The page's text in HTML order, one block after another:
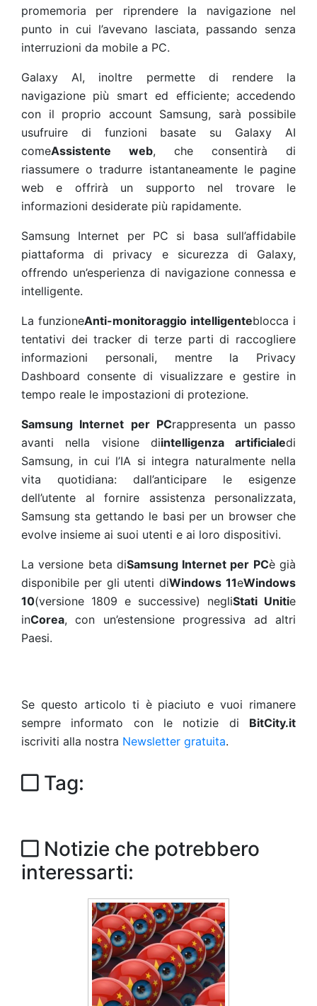
promemoria per riprendere la navigazione nel
punto in cui l’avevano lasciata, passando senza
interruzioni da mobile a PC.
Galaxy AI, inoltre permette di rendere la
navigazione più smart ed efficiente; accedendo
con il proprio account Samsung, sarà possibile
usufruire di funzioni basate su Galaxy AI
comeAssistente web, che consentirà di
riassumere o tradurre istantaneamente le pagine
web e offrirà un supporto nel trovare le
informazioni desiderate più rapidamente.
Samsung Internet per PC si basa sull’affidabile
piattaforma di privacy e sicurezza di Galaxy,
offrendo un’esperienza di navigazione connessa e
intelligente.
La funzioneAnti-monitoraggio intelligenteblocca i
tentativi dei tracker di terze parti di raccogliere
informazioni personali, mentre la Privacy
Dashboard consente di visualizzare e gestire in
tempo reale le impostazioni di protezione.
Samsung Internet per PCrappresenta un passo
avanti nella visione diintelligenza artificialedi
Samsung, in cui l’IA si integra naturalmente nella
vita quotidiana: dall’anticipare le esigenze
dell’utente al fornire assistenza personalizzata,
Samsung sta gettando le basi per un browser che
evolve insieme ai suoi utenti e ai loro dispositivi.
La versione beta diSamsung Internet per PCè già
disponibile per gli utenti diWindows 11eWindows
10(versione 1809 e successive) negliStati Unitie
inCorea, con un’estensione progressiva ad altri
Paesi.
Se questo articolo ti è piaciuto e vuoi rimanere
sempre informato con le notizie di BitCity.it
iscriviti alla nostra Newsletter gratuita.
Tag:
Notizie che potrebbero
interessarti: